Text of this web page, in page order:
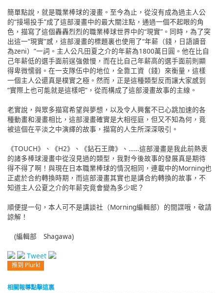
簡單點說，就是職業棒球的漫畫。至今為止，從沒有成為過主人公
的“接場投手”成了這部漫畫中的最大關注點，通過一個不起眼的角
色，描寫了這個轟轟烈烈的職業棒球世界中的“現實”。同時，為了突
出這一“現實”感，這部漫畫的標題裏也使用了“年薪（錢，日語讀音
為zeni）”一詞。主人公凡田夏之介的年薪為1800萬日圓。他在比自
己年薪低的選手面前逞強傲慢，而在比自己年薪高的選手面前則顯
得卑微懦弱。在一支隊伍中的地位，全靠工資（錢）來衡量，這樣
一個主人公還真是樸實之極。然而，正是這種類型反而讓大家感到
“實際上也可能就是這樣吧”，從而構成了這部漫畫故事的主線。
老實說，與眾多描寫希望與夢想，以及令人興奮不已心跳加速的各
種動畫和漫畫相比，這部漫畫確實是大相徑庭，但又不知為何，竟
被這個在平淡之中演繹的故事，描寫的人生所深深吸引。
《TOUCH》、《H2》、《鉆石王牌》、……這部漫畫是我此前熱衷
的諸多棒球漫畫中從沒見過的類型，我對今後故事的發展真是期待
得不得了啊！與現在日本職業棒球的情況相同，連載中的Morning也
正處於合約轉換時期，而這部漫畫其實也是講合約轉換的故事，不
知道主人公夏之介的年薪究竟會變為多少呢？
順便提一句，本人可不是講談社（Morning編輯部）的間諜哦，敬請
諒解！
(編輯部 Shagawa)
Tweet
推到 Plurk!
相關報導點擊這裏